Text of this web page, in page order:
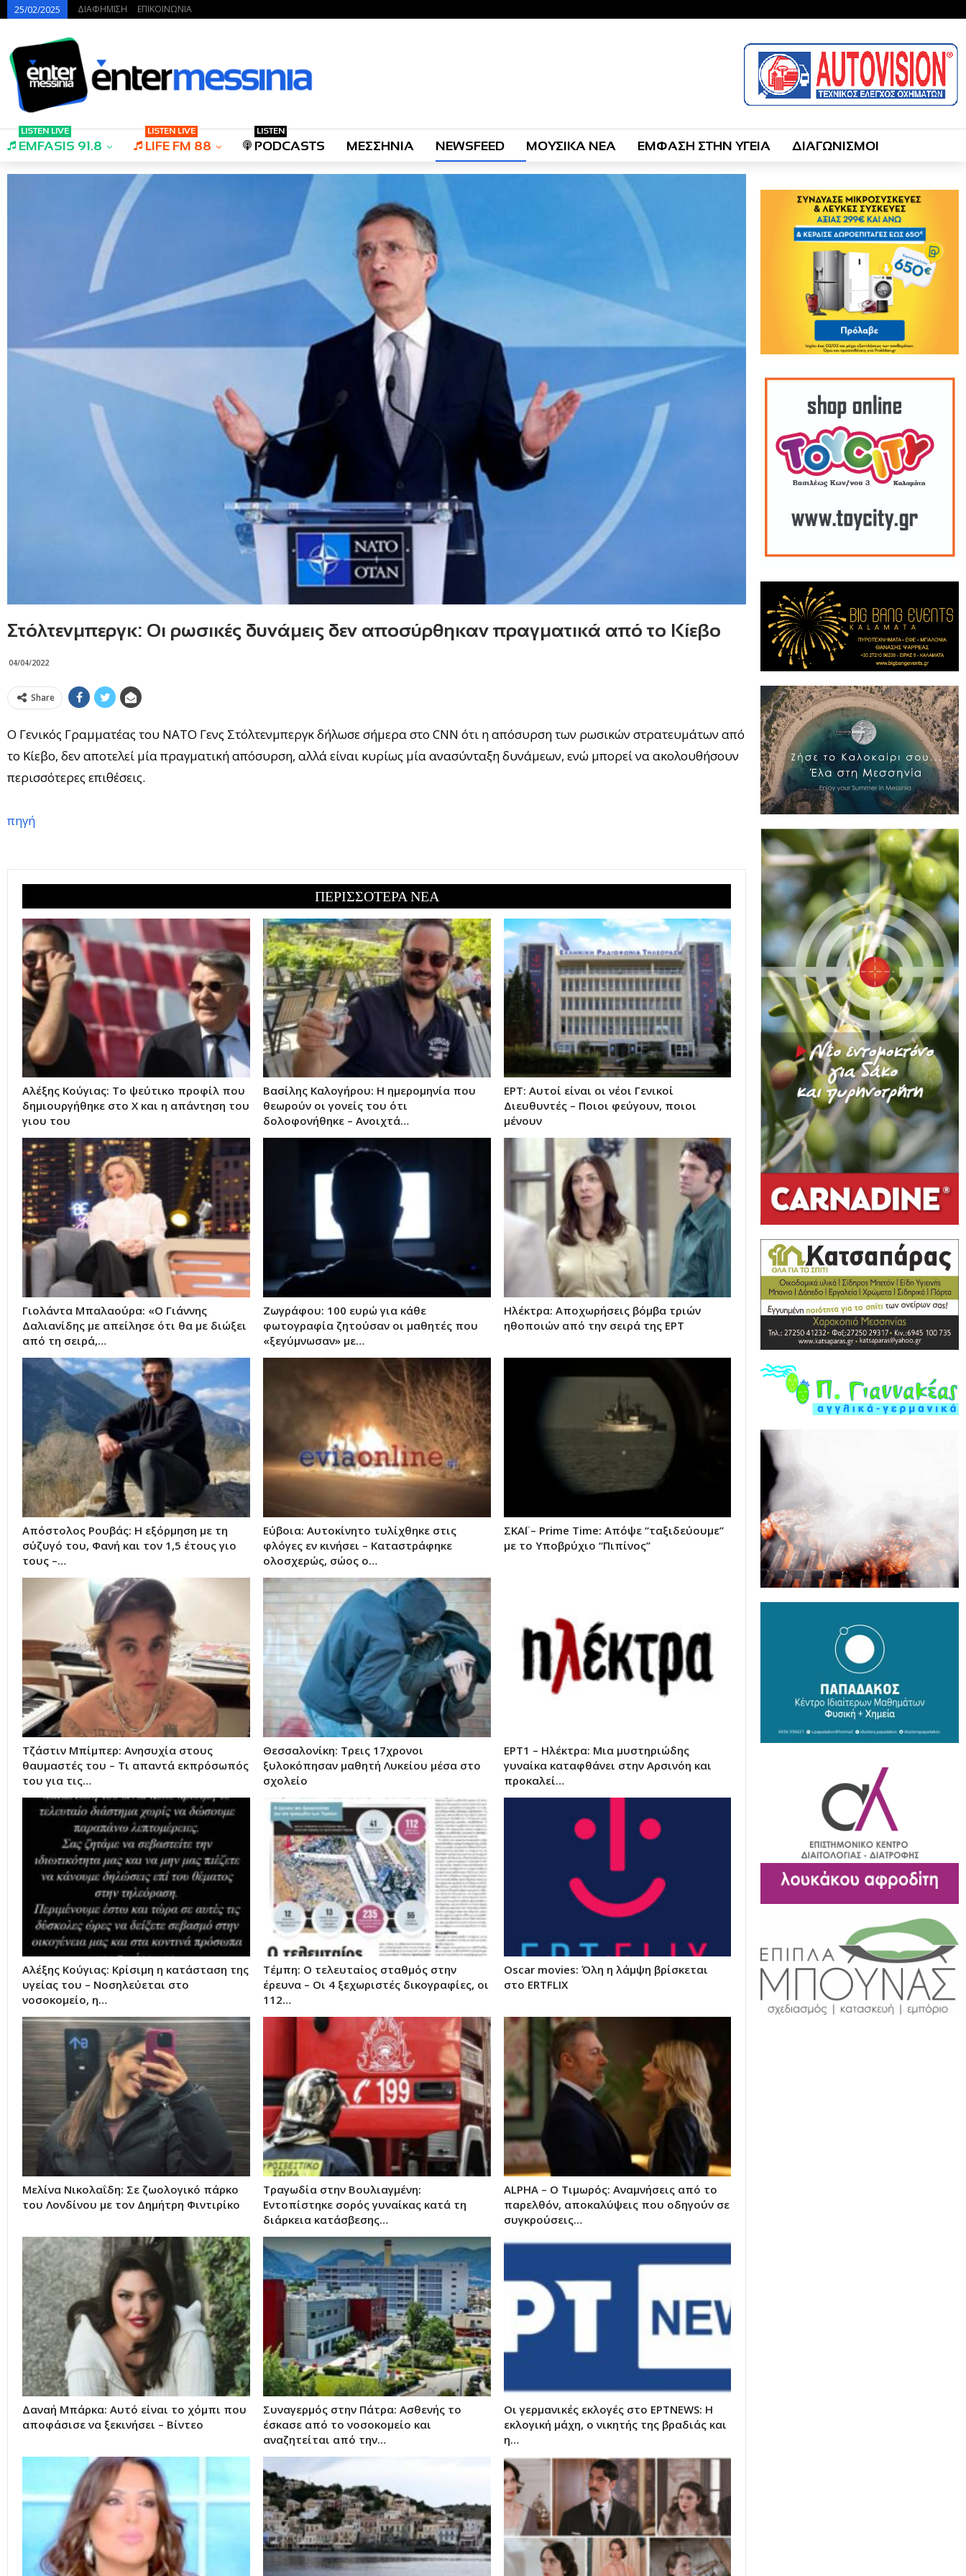
25/02/2025 ΔΙΑΦΗΜΙΣΗ ΕΠΙΚΟΙΝΩΝΙΑ
EMFASIS 91.8
LISTEN LIVE
LIFE FM 88
LISTEN LIVE
PODCASTS
LISTEN
ΜΕΣΣΗΝΙΑ NEWSFEED ΜΟΥΣΙΚΑ ΝΕΑ ΕΜΦΑΣΗ ΣΤΗΝ ΥΓΕΙΑ ΔΙΑΓΩΝΙΣΜΟΙ
Στόλτενμπεργκ: Οι ρωσικές δυνάμεις δεν αποσύρθηκαν πραγματικά από το Κίεβο
04/04/2022
Share
Ο Γενικός Γραμματέας του ΝΑΤΟ Γενς Στόλτενμπεργκ δήλωσε σήμερα στο CNN ότι η απόσυρση των ρωσικών στρατευμάτων από
το Κίεβο, δεν αποτελεί μία πραγματική απόσυρση, αλλά είναι κυρίως μία ανασύνταξη δυνάμεων, ενώ μπορεί να ακολουθήσουν
περισσότερες επιθέσεις.
πηγή
ΠΕΡΙΣΣΟΤΕΡΑ ΝΕΑ
Αλέξης Κούγιας: Το ψεύτικο προφίλ που
δημιουργήθηκε στο X και η απάντηση του
γιου του
Βασίλης Καλογήρου: Η ημερομηνία που
θεωρούν οι γονείς του ότι
δολοφονήθηκε – Ανοιχτά…
ΕΡΤ: Αυτοί είναι οι νέοι Γενικοί
Διευθυντές – Ποιοι φεύγουν, ποιοι
μένουν
Γιολάντα Μπαλαούρα: «Ο Γιάννης
Δαλιανίδης με απείλησε ότι θα με διώξει
από τη σειρά,…
Ζωγράφου: 100 ευρώ για κάθε
φωτογραφία ζητούσαν οι μαθητές που
«ξεγύμνωσαν» με…
Ηλέκτρα: Αποχωρήσεις βόμβα τριών
ηθοποιών από την σειρά της ΕΡΤ
Απόστολος Ρουβάς: Η εξόρμηση με τη
σύζυγό του, Φανή και τον 1,5 έτους γιο
τους –…
Εύβοια: Αυτοκίνητο τυλίχθηκε στις
φλόγες εν κινήσει – Καταστράφηκε
ολοσχερώς, σώος ο…
ΣΚΑΪ – Prime Time: Απόψε “ταξιδεύουμε”
με το Υποβρύχιο “Πιπίνος”
Τζάστιν Μπίμπερ: Ανησυχία στους
θαυμαστές του – Τι απαντά εκπρόσωπός
του για τις…
Θεσσαλονίκη: Τρεις 17χρονοι
ξυλοκόπησαν μαθητή Λυκείου μέσα στο
σχολείο
ΕΡΤ1 – Ηλέκτρα: Μια μυστηριώδης
γυναίκα καταφθάνει στην Αρσινόη και
προκαλεί…
Αλέξης Κούγιας: Κρίσιμη η κατάσταση της
υγείας του – Νοσηλεύεται στο
νοσοκομείο, η…
Τέμπη: Ο τελευταίος σταθμός στην
έρευνα – Οι 4 ξεχωριστές δικογραφίες, οι
112…
Oscar movies: Όλη η λάμψη βρίσκεται
στο ERTFLIX
Μελίνα Νικολαΐδη: Σε ζωολογικό πάρκο
του Λονδίνου με τον Δημήτρη Φιντιρίκο
Τραγωδία στην Βουλιαγμένη:
Εντοπίστηκε σορός γυναίκας κατά τη
διάρκεια κατάσβεσης…
ALPHA – Ο Τιμωρός: Αναμνήσεις από το
παρελθόν, αποκαλύψεις που οδηγούν σε
συγκρούσεις…
Δαναή Μπάρκα: Αυτό είναι το χόμπι που
αποφάσισε να ξεκινήσει – Βίντεο
Συναγερμός στην Πάτρα: Ασθενής το
έσκασε από το νοσοκομείο και
αναζητείται από την…
Οι γερμανικές εκλογές στο ΕΡΤNEWS: Η
εκλογική μάχη, ο νικητής της βραδιάς και
η…